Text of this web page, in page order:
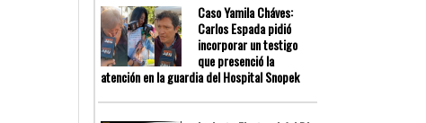
Caso Yamila Cháves:
Carlos Espada pidió
incorporar un testigo
que presenció la
atención en la guardia del Hospital Snopek